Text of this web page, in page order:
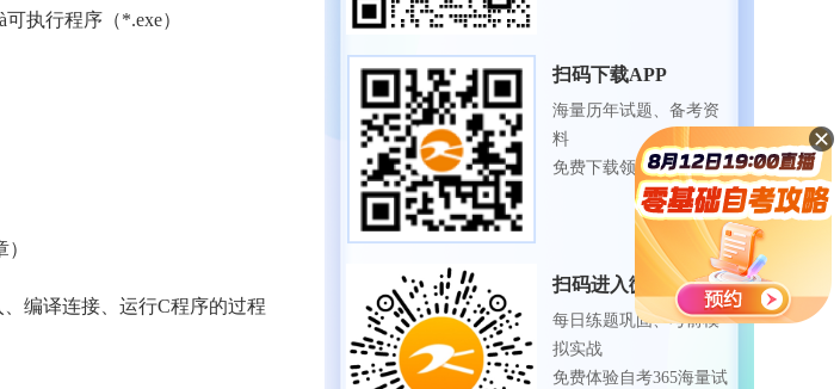
执行程序（*.exe）
编译连接、运行C程序的过程
扫码下载APP
海量历年试题、备考资
料
免费下载领取
扫码进入微信小程序
每日练题巩固、考前模
拟实战
免费体验自考365海量试